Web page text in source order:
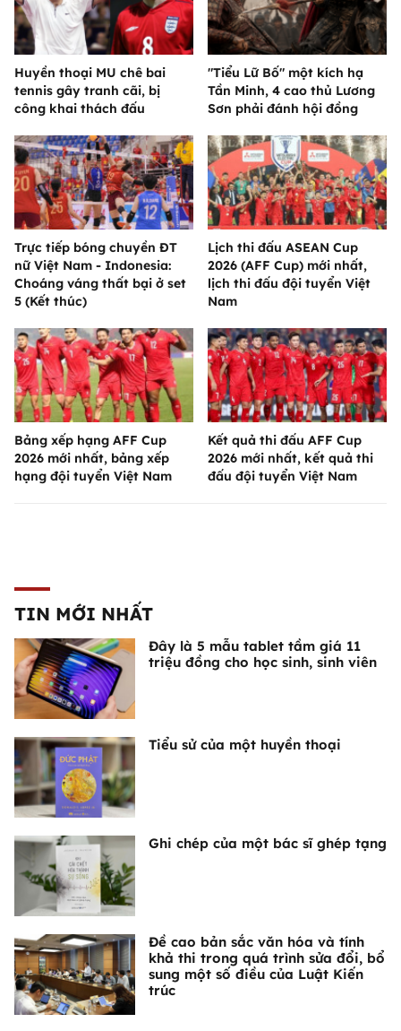
Huyền thoại MU chê bai
tennis gây tranh cãi, bị
công khai thách đấu
"Tiểu Lữ Bố" một kích hạ
Tần Minh, 4 cao thủ Lương
Sơn phải đánh hội đồng
Trực tiếp bóng chuyền ĐT
nữ Việt Nam - Indonesia:
Choáng váng thất bại ở set
5 (Kết thúc)
Lịch thi đấu ASEAN Cup
2026 (AFF Cup) mới nhất,
lịch thi đấu đội tuyển Việt
Nam
Bảng xếp hạng AFF Cup
2026 mới nhất, bảng xếp
hạng đội tuyển Việt Nam
Kết quả thi đấu AFF Cup
2026 mới nhất, kết quả thi
đấu đội tuyển Việt Nam
TIN MỚI NHẤT
Đây là 5 mẫu tablet tầm giá 11
triệu đồng cho học sinh, sinh viên
Tiểu sử của một huyền thoại
Ghi chép của một bác sĩ ghép tạng
Đề cao bản sắc văn hóa và tính
khả thi trong quá trình sửa đổi, bổ
sung một số điều của Luật Kiến
trúc